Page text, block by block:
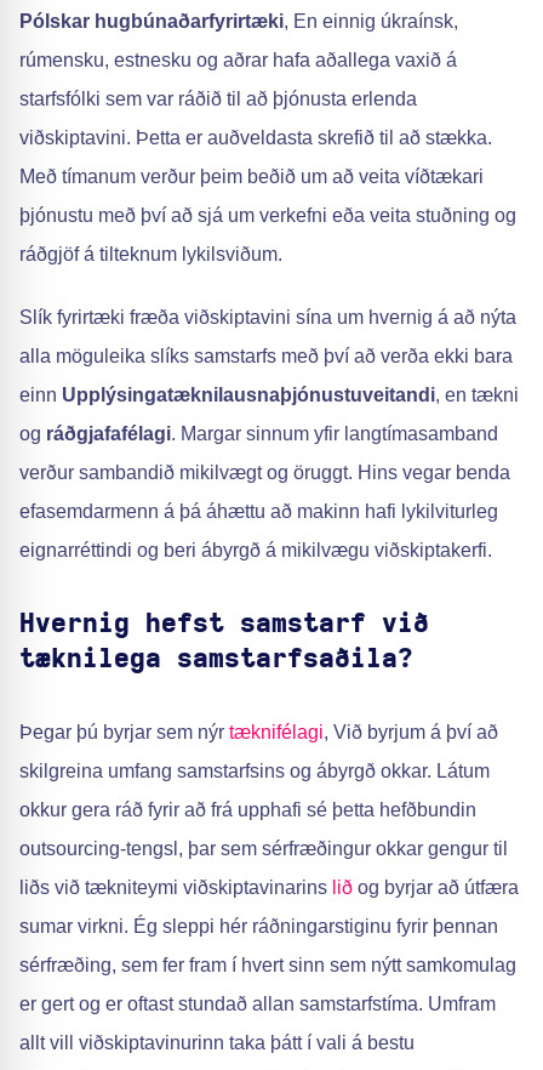
Pólskar hugbúnaðarfyrirtæki, En einnig úkraínsk,
rúmensku, estnesku og aðrar hafa aðallega vaxið á
starfsfólki sem var ráðið til að þjónusta erlenda
viðskiptavini. Þetta er auðveldasta skrefið til að stækka.
Með tímanum verður þeim beðið um að veita víðtækari
þjónustu með því að sjá um verkefni eða veita stuðning og
ráðgjöf á tilteknum lykilsviðum.
Slík fyrirtæki fræða viðskiptavini sína um hvernig á að nýta
alla möguleika slíks samstarfs með því að verða ekki bara
einn Upplýsingatæknilausnaþjónustuveitandi, en tækni
og ráðgjafafélagi. Margar sinnum yfir langtímasamband
verður sambandið mikilvægt og öruggt. Hins vegar benda
efasemdarmenn á þá áhættu að makinn hafi lykilviturleg
eignarréttindi og beri ábyrgð á mikilvægu viðskiptakerfi.
Hvernig hefst samstarf við
tæknilega samstarfsaðila?
Þegar þú byrjar sem nýr tæknifélagi, Við byrjum á því að
skilgreina umfang samstarfsins og ábyrgð okkar. Látum
okkur gera ráð fyrir að frá upphafi sé þetta hefðbundin
outsourcing-tengsl, þar sem sérfræðingur okkar gengur til
liðs við tækniteymi viðskiptavinarins lið og byrjar að útfæra
sumar virkni. Ég sleppi hér ráðningarstiginu fyrir þennan
sérfræðing, sem fer fram í hvert sinn sem nýtt samkomulag
er gert og er oftast stundað allan samstarfs­tíma. Umfram
allt vill viðskiptavinurinn taka þátt í vali á bestu